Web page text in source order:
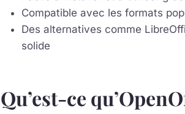
Compatible avec les formats
Des alternatives comme
solide
Qu’est-ce